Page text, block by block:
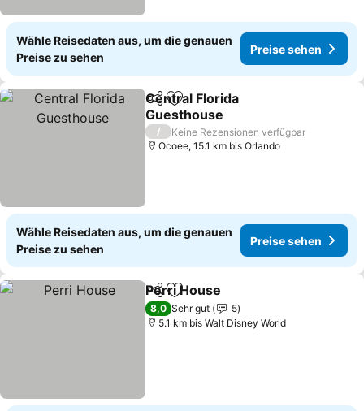
Wähle Reisedaten aus, um die genauen
Preise zu sehen
Preise sehen
TeilenZu Favoriten hinzufügen
Central Florida
Guesthouse
Preise sehen
/
Keine Rezensionen verfügbar
Ocoee, 15.1 km bis Orlando
Wähle Reisedaten aus, um die genauen
Preise zu sehen
Preise sehen
TeilenZu Favoriten hinzufügen
Perri House
8,0 Sehr gut
5
5.1 km bis Walt Disney World